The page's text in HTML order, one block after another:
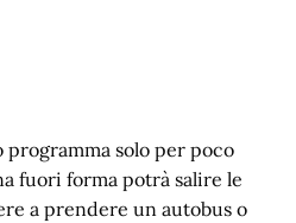
programma solo per poco
fuori forma potrà salire le
a prendere un autobus o